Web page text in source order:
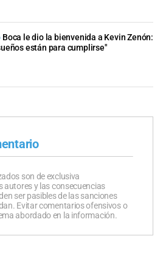
Boca le dio la bienvenida a Kevin Zenón:
están para cumplirse"
son de exclusiva
autores y las consecuencias
ser pasibles de las sanciones
Evitar comentarios ofensivos o
abordado en la información.